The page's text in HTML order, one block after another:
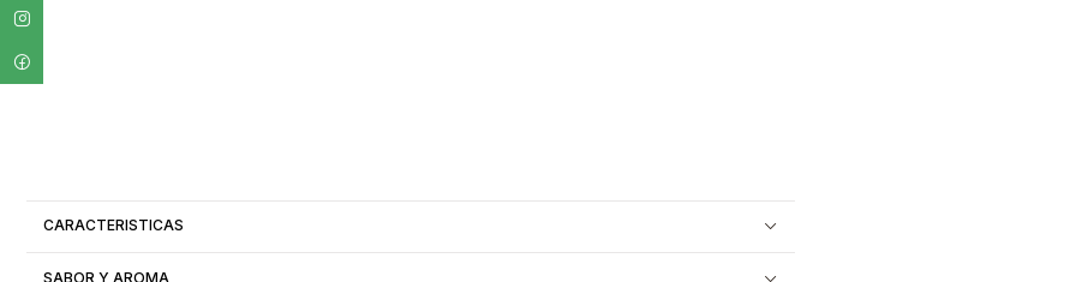
CARACTERISTICAS
SABOR Y AROMA